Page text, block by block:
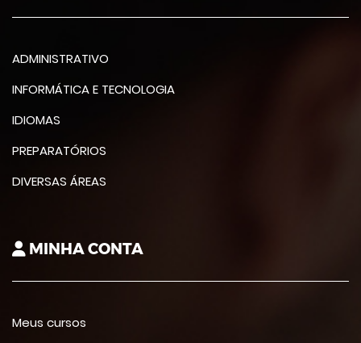
ADMINISTRATIVO
INFORMÁTICA E TECNOLOGIA
IDIOMAS
PREPARATÓRIOS
DIVERSAS ÁREAS
MINHA CONTA
Meus cursos